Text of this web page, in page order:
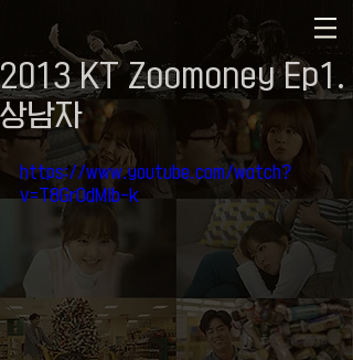
2013 KT Zoomoney Ep1.
상남자
https://www.youtube.com/watch?
v=T8GrOdMlb-k